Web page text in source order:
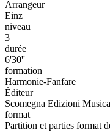
Arrangeur
Einz
niveau
3
durée
6'30''
formation
Harmonie-Fanfare
Éditeur
Scomegna Edizioni
format
Partition et parties format